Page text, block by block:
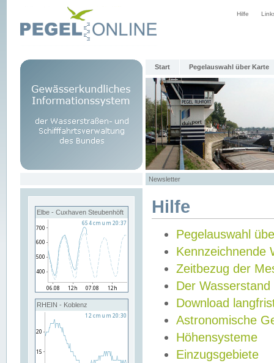
Hilfe
Start Pegelauswahl über Karte
Newsletter
Elbe - Cuxhaven Steubenhöft
RHEIN - Koblenz
Hilfe
Pegelauswahl
Kennzeichnende
Zeitbezug der
Der Wasserstand
Download
Astronomische
Höhensysteme
Einzugsgebiete